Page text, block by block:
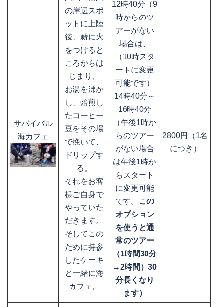
サバイバル
海カフェ
の岸辺スポ
ットに上陸
後、薪に火
をつけると
ころからは
じまり、
お湯を沸か
し、焙煎し
たコーヒー
豆をその場
で挽いて、
ドリップす
る。
それをお客
様ご自身で
やっていた
だきます。
そしてこの
ために持参
したケーキ
と一緒に海
カフェ。
12時40分（9
時からのツ
アーがない
場合は、
（10時スタ
ートに変更
可能です）
14時40分～
16時40分
（午後1時か
らのツアー
がない場合
は午後1時か
らスタート
に変更可能
です。
この
オプション
を使うと通
常のツアー
（1時間30分
→2時間）30
分長くなり
ます）
2800円（1名
につき）